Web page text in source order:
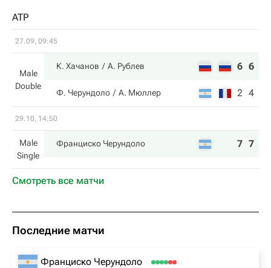
ATP
27.09, 09:45
Male
Double
К. Хачанов А. Рублев 6 6
Ф. Черундоло А. Мюллер 2 4
29.10, 14:50
Male
Single
Франциско Черундоло 7 7
Смотреть все матчи
Последние матчи
Франциско Черундоло